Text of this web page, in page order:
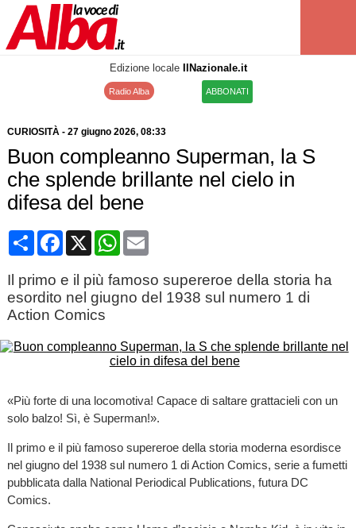
Edizione locale IlNazionale.it
Radio Alba ABBONATI
CURIOSITÀ- 27 giugno 2026, 08:33
Buon compleanno Superman, la S
che splende brillante nel cielo in
difesa del bene
CondividiFacebook
X WhatsApp
Email
Il primo e il più famoso supereroe della storia ha
esordito nel giugno del 1938 sul numero 1 di
Action Comics
«Più forte di una locomotiva! Capace di saltare grattacieli con un
solo balzo! Sì, è Superman!».
Il primo e il più famoso supereroe della storia moderna esordisce
nel giugno del 1938 sul numero 1 di Action Comics, serie a fumetti
pubblicata dalla National Periodical Publications, futura DC
Comics.